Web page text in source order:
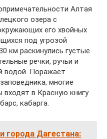
Алтая
озера с
его хвойных
под угрозой
км раскинулись густые
речки, ручьи и
водой. Поражает
многие
в Красную книгу
кабарга.
города Дагестана: